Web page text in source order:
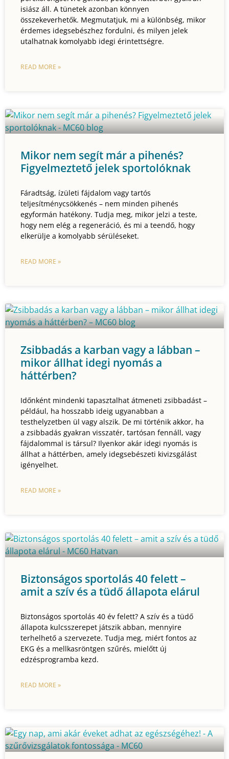
isiász áll. A tünetek azonban könnyen
összekeverhetők. Megmutatjuk, mi a különbség, mikor
érdemes idegsebészhez fordulni, és milyen jelek
utalhatnak komolyabb idegi érintettségre.
READ MORE »
Mikor nem segít már a pihenés?
Figyelmeztető jelek sportolóknak
Fáradtság, ízületi fájdalom vagy tartós
teljesítménycsökkenés – nem minden pihenés
egyformán hatékony. Tudja meg, mikor jelzi a teste,
hogy nem elég a regeneráció, és mi a teendő, hogy
elkerülje a komolyabb sérüléseket.
READ MORE »
Zsibbadás a karban vagy a lábban –
mikor állhat idegi nyomás a
háttérben?
Időnként mindenki tapasztalhat átmeneti zsibbadást –
például, ha hosszabb ideig ugyanabban a
testhelyzetben ül vagy alszik. De mi történik akkor, ha
a zsibbadás gyakran visszatér, tartósan fennáll, vagy
fájdalommal is társul? Ilyenkor akár idegi nyomás is
állhat a háttérben, amely idegsebészeti kivizsgálást
igényelhet.
READ MORE »
Biztonságos sportolás 40 felett –
amit a szív és a tüdő állapota elárul
Biztonságos sportolás 40 év felett? A szív és a tüdő
állapota kulcsszerepet játszik abban, mennyire
terhelhető a szervezete. Tudja meg, miért fontos az
EKG és a mellkasröntgen szűrés, mielőtt új
edzésprogramba kezd.
READ MORE »